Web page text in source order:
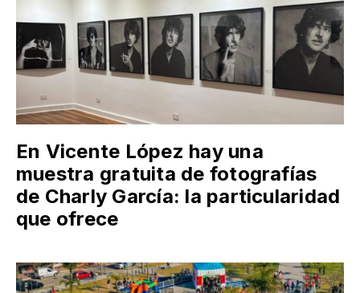
En Vicente López hay una
muestra gratuita de fotografías
de Charly García: la particularidad
que ofrece